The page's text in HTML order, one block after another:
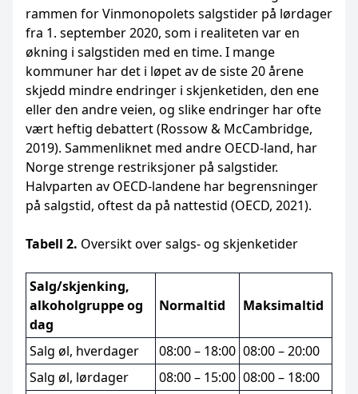
rammen for Vinmonopolets salgstider på lørdager
fra 1. september 2020, som i realiteten var en
økning i salgstiden med en time. I mange
kommuner har det i løpet av de siste 20 årene
skjedd mindre endringer i skjenketiden, den ene
eller den andre veien, og slike endringer har ofte
vært heftig debattert (Rossow & McCambridge,
2019). Sammenliknet med andre OECD-land, har
Norge strenge restriksjoner på salgstider.
Halvparten av OECD-landene har begrensninger
på salgstid, oftest da på nattestid (OECD, 2021).
Tabell 2. Oversikt over salgs- og skjenketider
Salg/skjenking,
alkoholgruppe og
dag
Normaltid Maksimaltid
Salg øl, hverdager 08:00 – 18:00 08:00 – 20:00
Salg øl, lørdager
08:00 – 15:00 08:00 – 18:00